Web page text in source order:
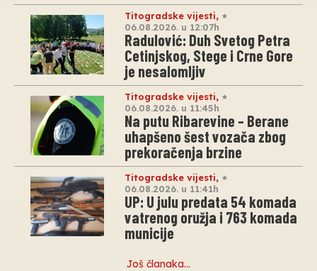
Titogradske vijesti,
06.08.2026. u 12:07h
Radulović: Duh Svetog Petra
Cetinjskog, Stege i Crne Gore
je nesalomljiv
Titogradske vijesti,
06.08.2026. u 11:45h
Na putu Ribarevine – Berane
uhapšeno šest vozača zbog
prekoračenja brzine
Titogradske vijesti,
06.08.2026. u 11:41h
UP: U julu predata 54 komada
vatrenog oružja i 763 komada
municije
Još članaka…